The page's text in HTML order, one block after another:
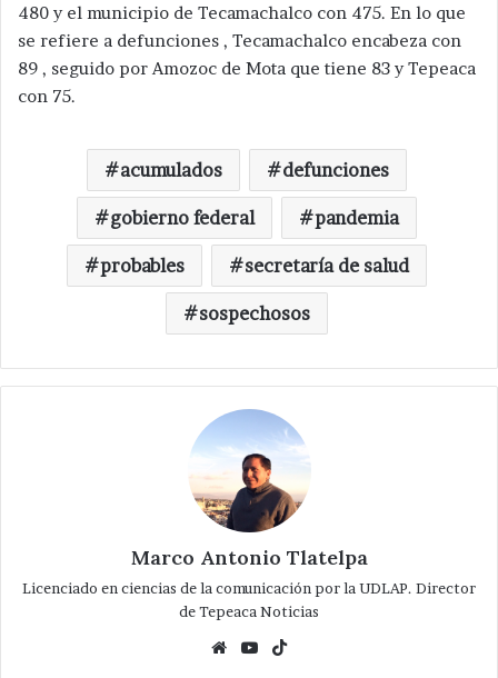
480 y el municipio de Tecamachalco con 475. En lo que
se refiere a defunciones , Tecamachalco encabeza con
89 , seguido por Amozoc de Mota que tiene 83 y Tepeaca
con 75.
acumulados defunciones
gobierno federal pandemia
probables secretaría de salud
sospechosos
Marco Antonio Tlatelpa
Licenciado en ciencias de la comunicación por la UDLAP. Director
de Tepeaca Noticias
WebsiteYouTube